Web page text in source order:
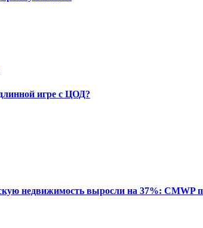
игре с ЦОД?
недвижимость выросли на 37%: CMWP